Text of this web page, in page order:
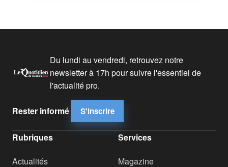
Du lundi au vendredi, retrouvez notre
newsletter à 17h pour suivre l'essentiel de
l'actualité pro.
Rester informé S'inscrire
Rubriques
Actualités
Services
Magazine